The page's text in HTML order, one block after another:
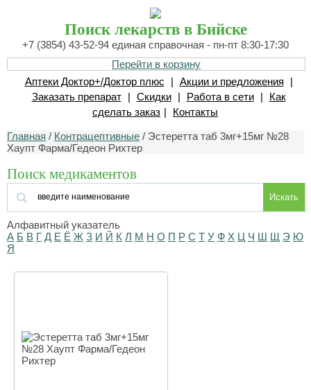
Поиск лекарств в Бийске
+7 (3854) 43-52-94 единая справочная - пн-пт 8:30-17:30
Перейти в корзину
Аптеки Доктор+/Доктор плюс
| Акции и предложения
|
Заказать препарат
| Скидки | Работа в сети |
Как
сделать заказ | Контакты
Главная / Контрацептивные / Эстеретта таб 3мг+15мг №28
Хаупт Фарма/Гедеон Рихтер
Поиск медикаментов
Искать
Алфавитный указатель
А Б В Г Д Е Ё Ж З И Й К Л М Н О П Р С Т У Ф Х Ц Ч Ш Щ Э Ю
Я